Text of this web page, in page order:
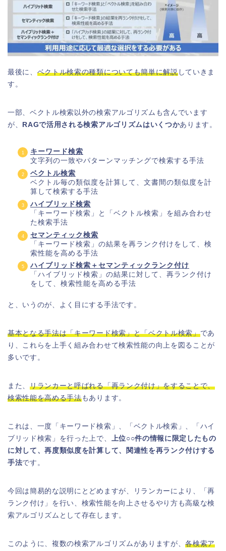
最後に、 ベクトル検索の種類についても簡単に解説していきま
す。
一部、ベクトル検索以外の検索アルゴリズムも含んでいます
が、
RAGで活用される検索アルゴリズムはいくつかあります。
キーワード検索
文字列の一致やパターンマッチングで検索する手法
ベクトル検索
ベクトル毎の類似度を計算して、文書間の類似度を計
算して検索する手法
ハイブリッド検索
「キーワード検索」と「ベクトル検索」を組み合わせ
た検索手法
セマンティック検索
「キーワード検索」の結果を再ランク付けをして、検
索性能を高める手法
ハイブリッド検索＋セマンティックランク付け
「ハイブリッド検索」の結果に対して、再ランク付け
をして、検索性能を高める手法
と、いうのが、よく目にする手法です。
基本となる手法は「キーワード検索」と「ベクトル検索」であ
り、これらを上手く組み合わせて検索性能の向上を図ることが
多いです。
また、リランカーと呼ばれる「再ランク付け」をすることで、
検索性能を高める手法もあります。
これは、一度「キーワード検索」、「ベクトル検索」、「ハイ
ブリッド検索」を行った上で、
上位○○件の情報に限定したもの
に対して、再度類似度を計算して、関連性を再ランク付けする
手法です。
今回は簡易的な説明にとどめますが、リランカーにより、「再
ランク付け」を行い、検索性能を向上させるやり方も高級な検
索アルゴリズムとして存在します。
このように、複数の検索アルゴリズムがありますが、各検索ア